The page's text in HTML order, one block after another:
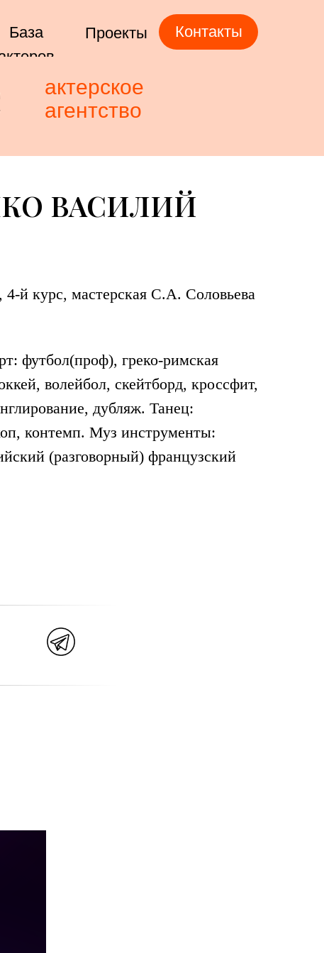
База
Проекты Контакты
актерское
агентство
ВАСИЛИЙ
й курс, мастерская С.А. Соловьева
футбол(проф), греко-римская
волейбол, скейтборд, кроссфит,
дубляж. Танец:
контемп. Муз инструменты:
(разговорный) французский